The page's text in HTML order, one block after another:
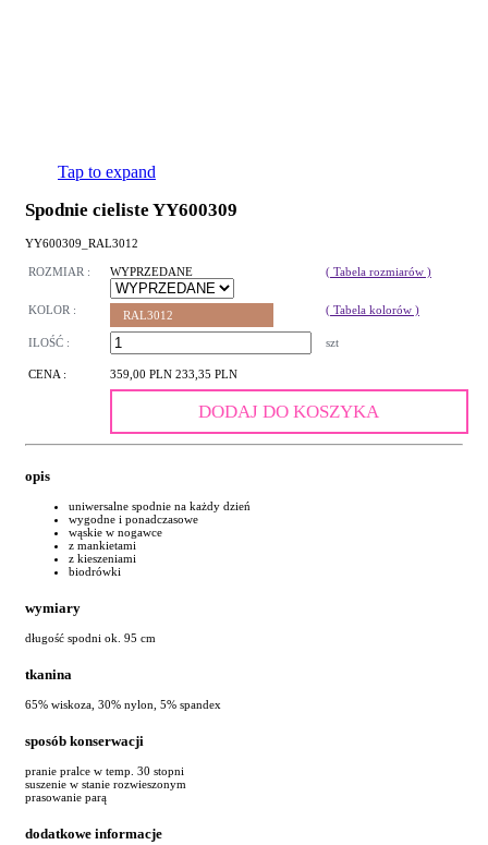
Tap to expand
Spodnie cieliste YY600309
YY600309_RAL3012
ROZMIAR : WYPRZEDANE ( Tabela rozmiarów )
KOLOR : RAL3012 ( Tabela kolorów )
ILOŚĆ : szt
CENA : 359,00 PLN 233,35 PLN
DODAJ DO KOSZYKA
opis
uniwersalne spodnie na każdy dzień
wygodne i ponadczasowe
wąskie w nogawce
z mankietami
z kieszeniami
biodrówki
wymiary
długość spodni ok. 95 cm
tkanina
65% wiskoza, 30% nylon, 5% spandex
sposób konserwacji
pranie pralce w temp. 30 stopni
suszenie w stanie rozwieszonym
prasowanie parą
dodatkowe informacje